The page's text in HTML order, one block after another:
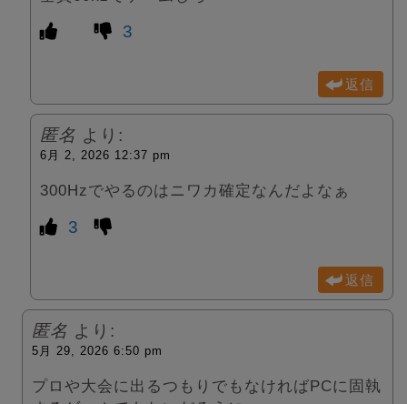
3
返信
匿名 より:
6月 2, 2026 12:37 pm
300Hzでやるのはニワカ確定なんだよなぁ
3
返信
匿名 より:
5月 29, 2026 6:50 pm
プロや大会に出るつもりでもなければPCに固執